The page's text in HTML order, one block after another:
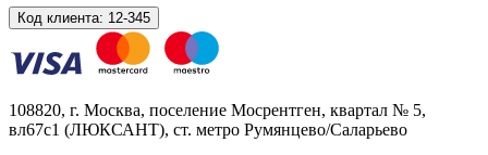
Код клиента: 12-345
108820, г. Москва, поселение Мосрентген, квартал № 5,
вл67с1 (ЛЮКСАНТ), ст. метро Румянцево/Саларьево